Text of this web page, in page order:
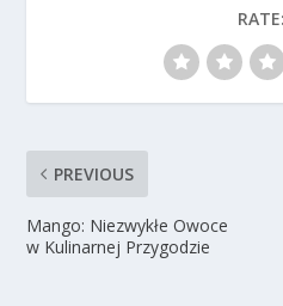
RATE:
PREVIOUS
Mango: Niezwykłe Owoce
w Kulinarnej Przygodzie